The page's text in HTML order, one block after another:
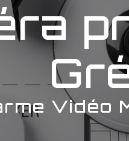
Vidéo